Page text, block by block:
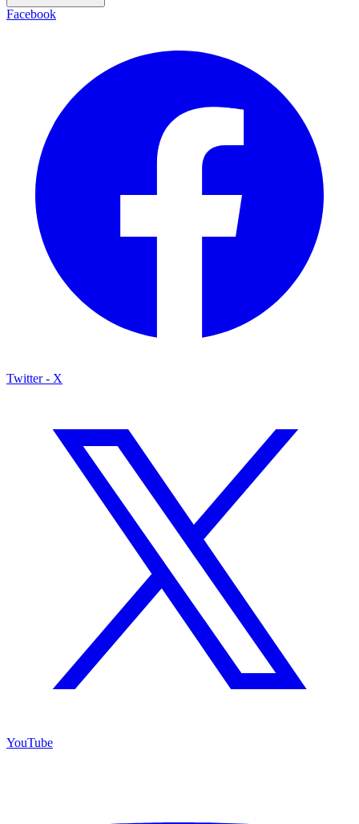
Facebook
Twitter - X
YouTube